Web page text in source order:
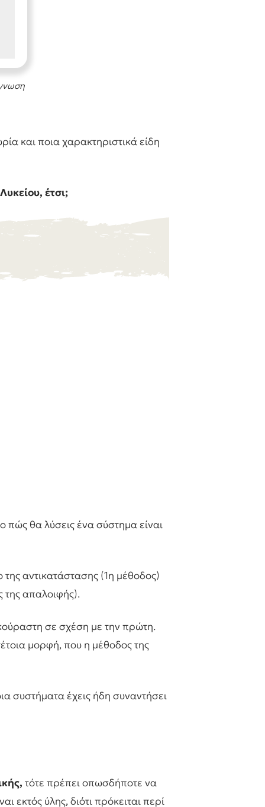
και ποια χαρακτηριστικά είδη
έτσι;
πώς θα λύσεις ένα σύστημα είναι
αντικατάστασης (1η μέθοδος)
της απαλοιφής).
σε σχέση με την πρώτη.
μορφή, που η μέθοδος της
συστήματα έχεις ήδη συναντήσει
τότε πρέπει οπωσδήποτε να
εκτός ύλης, διότι πρόκειται περί